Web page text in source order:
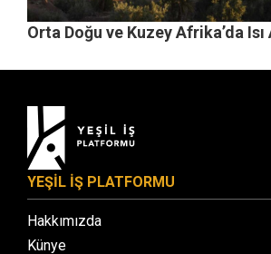
Orta Doğu ve Kuzey Afrika’da Isı
YEŞİL İŞ PLATFORMU
Hakkımızda
Künye